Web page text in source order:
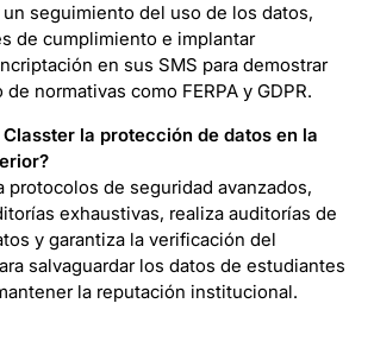
seguimiento del uso de los datos,
de cumplimiento e implantar
en sus SMS para demostrar
normativas como FERPA y GDPR.
la protección de datos en la
protocolos de seguridad avanzados,
exhaustivas, realiza auditorías de
y garantiza la verificación del
salvaguardar los datos de estudiantes
la reputación institucional.